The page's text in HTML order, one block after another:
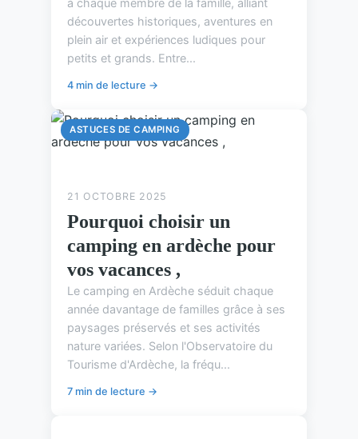
à chaque membre de la famille, alliant
découvertes historiques, aventures en
plein air et expériences ludiques pour
petits et grands. Entre...
4 min de lecture →
ASTUCES DE CAMPING
21 OCTOBRE 2025
Pourquoi choisir un
camping en ardèche pour
vos vacances ,
Le camping en Ardèche séduit chaque
année davantage de familles grâce à ses
paysages préservés et ses activités
nature variées. Selon l'Observatoire du
Tourisme d'Ardèche, la fréqu...
7 min de lecture →